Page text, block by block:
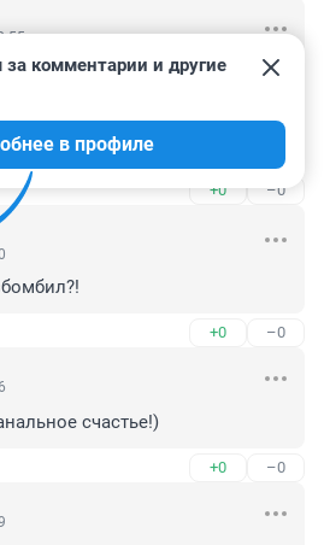
в центре и такие хрущобы.
а в центре эти убогие общаги
Лили в них живут в
+0 –0
комментарии и другие
в профиле
+0 –0
счастье!)
+0 –0